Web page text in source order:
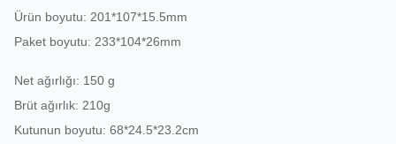
Ürün boyutu: 201*107*15.5mm
Paket boyutu: 233*104*26mm
Net ağırlığı: 150 g
Brüt ağırlık: 210g
Kutunun boyutu: 68*24.5*23.2cm